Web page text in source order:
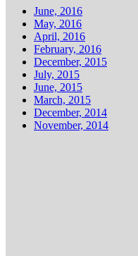
June, 2016
May, 2016
April, 2016
February, 2016
December, 2015
July, 2015
June, 2015
March, 2015
December, 2014
November, 2014